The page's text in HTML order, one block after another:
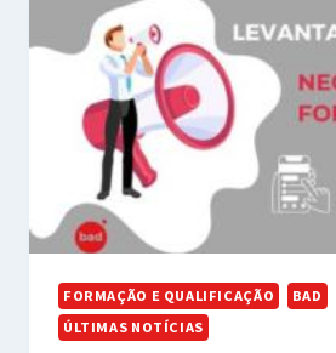
FORMAÇÃO E QUALIFICAÇÃO
BAD
ÚLTIMAS NOTÍCIAS